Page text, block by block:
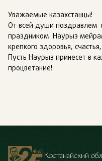
Уважаемые казахстанцы!
От всей души поздравлем
праздником Наурыз
крепкого здоровья,
Пусть Наурыз принесет в
процветание!
Костанайский